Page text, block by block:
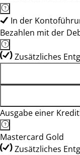
In der
Bezahlen mit der
Zusätzliches
Ausgabe einer
Mastercard Gold
Zusätzliches